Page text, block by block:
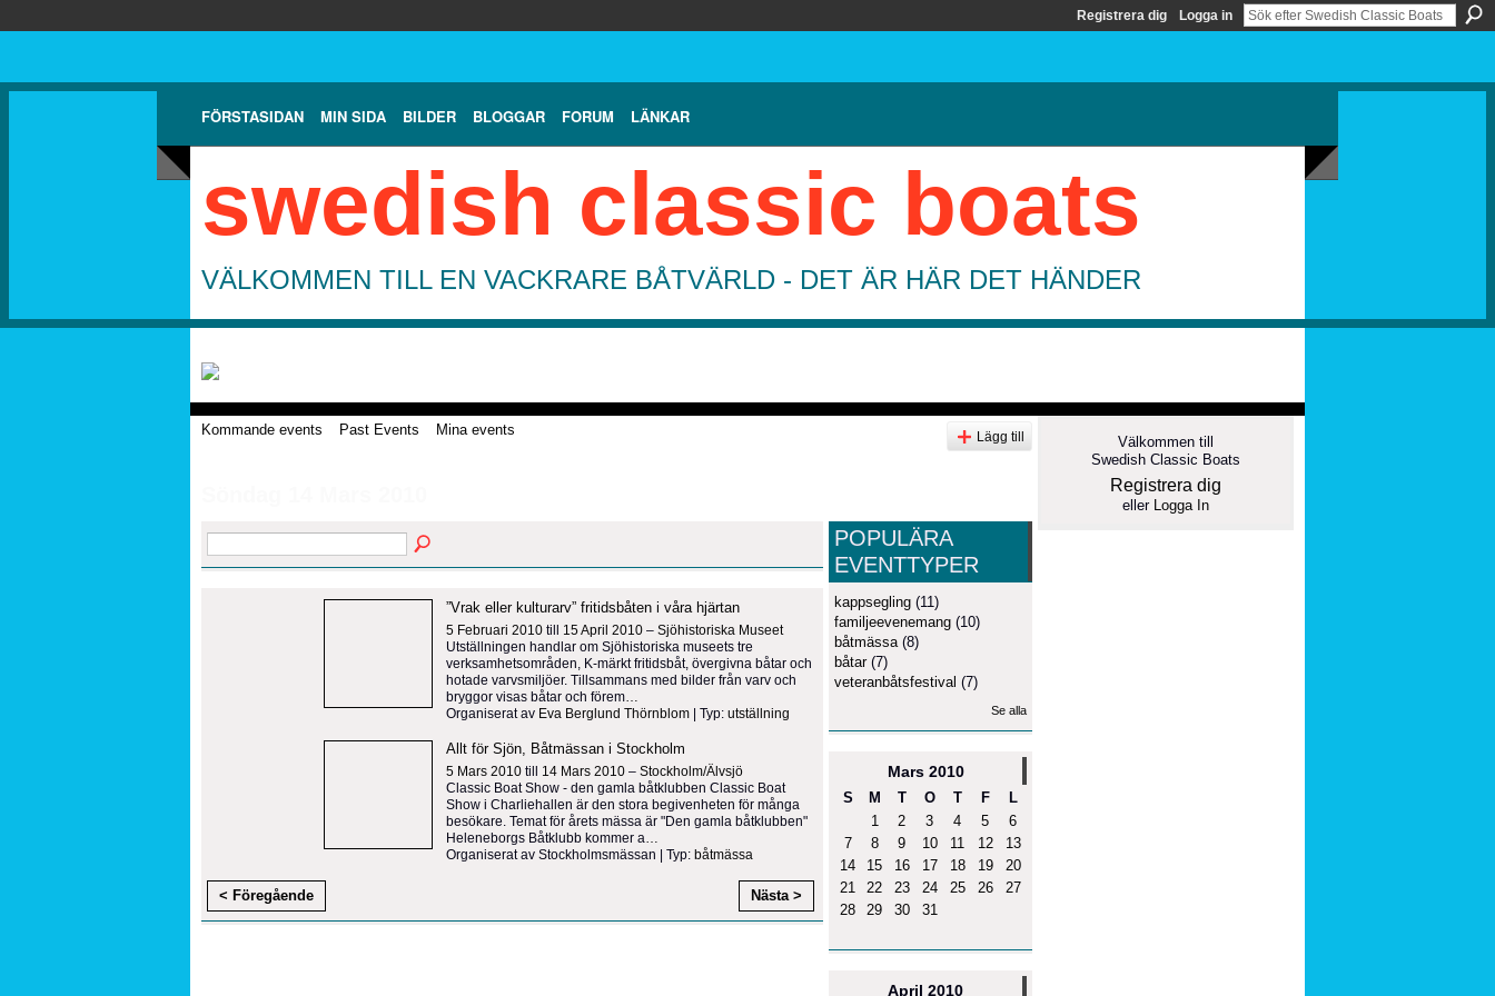
Registrera dig Logga in
FÖRSTASIDAN MIN SIDA BILDER BLOGGAR FORUM LÄNKAR
swedish classic boats
VÄLKOMMEN TILL EN VACKRARE BÅTVÄRLD - DET ÄR HÄR DET HÄNDER
Kommande events Past Events Mina events Lägg till
”Vrak eller kulturarv” fritidsbåten i våra hjärtan
5 Februari 2010 till 15 April 2010 – Sjöhistoriska Museet
Utställningen handlar om Sjöhistoriska museets tre
verksamhetsområden, K-märkt fritidsbåt, övergivna båtar och
hotade varvsmiljöer. Tillsammans med bilder från varv och
bryggor visas båtar och förem…
Organiserat av Eva Berglund Thörnblom | Typ: utställning
Allt för Sjön, Båtmässan i Stockholm
5 Mars 2010 till 14 Mars 2010 – Stockholm/Älvsjö
Classic Boat Show - den gamla båtklubben Classic Boat
Show i Charliehallen är den stora begivenheten för många
besökare. Temat för årets mässa är "Den gamla båtklubben"
Heleneborgs Båtklubb kommer a…
Organiserat av Stockholmsmässan | Typ: båtmässa
< Föregående Nästa >
POPULÄRA
EVENTTYPER
kappsegling (11)
familjeevenemang (10)
båtmässa (8)
båtar(7)
veteranbåtsfestival (7)
Se alla
Mars 2010
S M T O T F
L
1
2 3 4 5
6
7
8 9 10 11 12
13
14
15 16 17 18 19
20
21
22 23 24 25 26
27
28
29 30 31
April 2010
Välkommen till
Swedish Classic Boats
Registrera dig
eller Logga In